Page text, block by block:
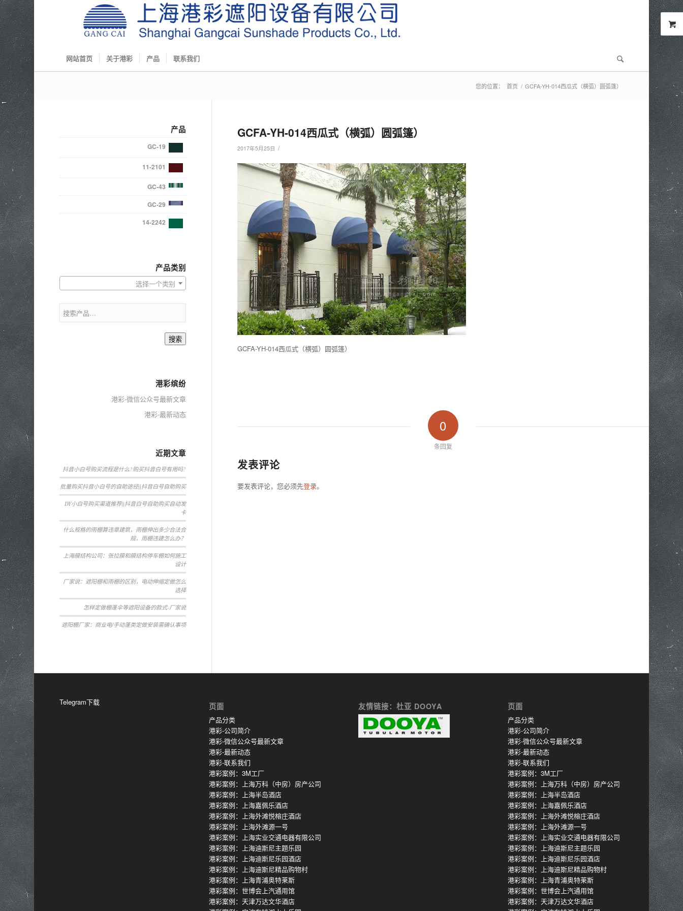
网站首页 关于港彩 产品 联系我们
您的位置： 首页 / GCFA-YH-014西瓜式（横弧）圆弧篷）
GCFA-YH-014西瓜式（横弧）圆弧篷）
2017年5月25日 /
GCFA-YH-014西瓜式（横弧）圆弧篷）
0
条回复
发表评论
要发表评论，您必须先登录。
产品
GC-19
11-2101
GC-43
GC-29
14-2242
产品类别
选择一个类别
搜索
港彩缤纷
港彩-微信公众号最新文章
港彩-最新动态
近期文章
抖音小白号购买流程是什么?购买抖音白号有用吗?
批量购买抖音小白号的自助途径||抖音白号自助购买
DY小白号购买渠道推荐||抖音白号自助购买自动发
卡
什么规格的雨棚算违章建筑，雨棚伸出多少合法合
规，雨棚违建怎么办？
上海膜结构公司：张拉膜和膜结构停车棚如何施工
设计
厂家说：遮阳棚和雨棚的区别，电动伸缩定做怎么
选择
怎样定做棚蓬伞等遮阳设备的款式-厂家说
遮阳棚厂家：商业电/手动蓬类定做安装需确认事项
Telegram下载 页面
产品分类
港彩-公司简介
港彩-微信公众号最新文章
港彩-最新动态
港彩-联系我们
港彩案例：3M工厂
港彩案例：上海万科（中房）房产公司
港彩案例：上海半岛酒店
港彩案例：上海嘉佩乐酒店
港彩案例：上海外滩悦榕庄酒店
港彩案例：上海外滩源一号
港彩案例：上海实业交通电器有限公司
港彩案例：上海迪斯尼主题乐园
港彩案例：上海迪斯尼乐园酒店
港彩案例：上海迪斯尼精品购物村
港彩案例：上海青浦奥特莱斯
港彩案例：世博会上汽通用馆
港彩案例：天津万达文华酒店
友情链接：杜亚 DOOYA 页面
产品分类
港彩-公司简介
港彩-微信公众号最新文章
港彩-最新动态
港彩-联系我们
港彩案例：3M工厂
港彩案例：上海万科（中房）房产公司
港彩案例：上海半岛酒店
港彩案例：上海嘉佩乐酒店
港彩案例：上海外滩悦榕庄酒店
港彩案例：上海外滩源一号
港彩案例：上海实业交通电器有限公司
港彩案例：上海迪斯尼主题乐园
港彩案例：上海迪斯尼乐园酒店
港彩案例：上海迪斯尼精品购物村
港彩案例：上海青浦奥特莱斯
港彩案例：世博会上汽通用馆
港彩案例：天津万达文华酒店